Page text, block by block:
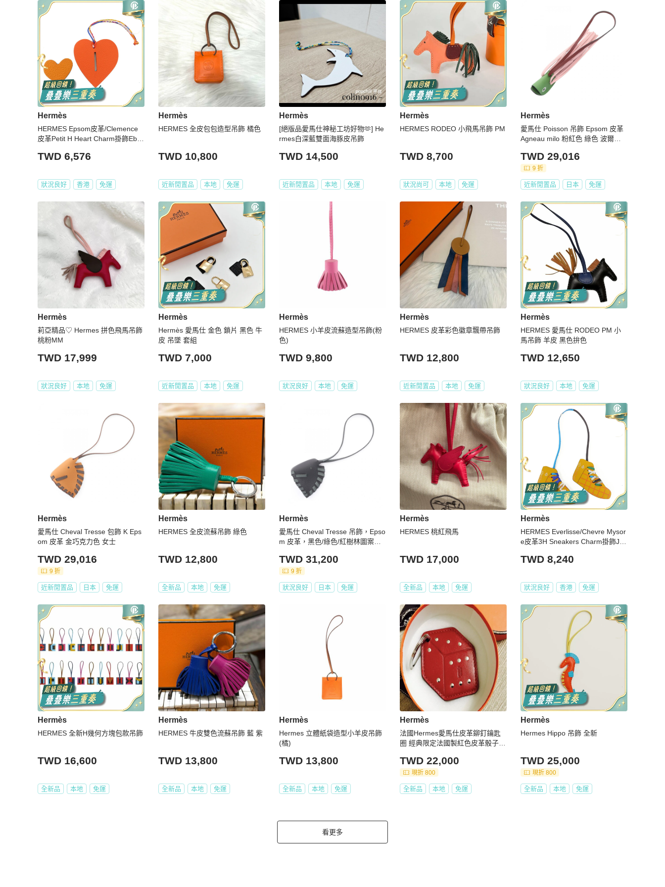
Hermès
HERMES Epsom皮革/Clemence
皮革Petit H Heart Charm掛飾Ebe
ctrique
TWD 6,576
狀況良好 香港 免運
Hermès
HERMES 全皮包包造型吊飾 橘色
TWD 10,800
近新閒置品 本地 免運
Hermès
[絕版品愛馬仕神秘工坊好物🫶] He
rmes白深藍雙面海豚皮吊飾
TWD 14,500
近新閒置品 本地 免運
Hermès
HERMES RODEO 小飛馬吊飾 PM
TWD 8,700
狀況尚可 本地 免運
Hermès
愛馬仕 Poisson 吊飾 Epsom 皮革
Agneau milo 粉紅色 綠色 波爾多
TWD 29,016
9 折
近新閒置品 日本 免運
Hermès
莉亞精品♡ Hermes 拼色飛馬吊飾
桃粉MM
TWD 17,999
狀況良好 本地 免運
Hermès
Hermès 愛馬仕 金色 鎖片 黑色 牛
皮 吊墜 套組
TWD 7,000
近新閒置品 本地 免運
Hermès
HERMES 小羊皮流蘇造型吊飾(粉
色)
TWD 9,800
狀況良好 本地 免運
Hermès
HERMES 皮革彩色徽章飄帶吊飾
TWD 12,800
近新閒置品 本地 免運
Hermès
HERMES 愛馬仕 RODEO PM 小
馬吊飾 羊皮 黑色拚色
TWD 12,650
狀況良好 本地 免運
Hermès
愛馬仕 Cheval Tresse 包飾 K Eps
om 皮革 金巧克力色 女士
TWD 29,016
9 折
近新閒置品 日本 免運
Hermès
HERMES 全皮流蘇吊飾 綠色
TWD 12,800
全新品 本地 免運
Hermès
愛馬仕 Cheval Tresse 吊飾，Epso
m 皮革，黑色/綠色/紅樹林圖案，
TWD 31,200
9 折
狀況良好 日本 免運
Hermès
HERMES 桃紅飛馬
TWD 17,000
全新品 本地 免運
Hermès
HERMES Everlisse/Chevre Mysor
e皮革3H Sneakers Charm掛飾Jau
TWD 8,240
狀況良好 香港 免運
Hermès
HERMES 全新H幾何方塊包款吊飾
TWD 16,600
全新品 本地 免運
Hermès
HERMES 牛皮雙色流蘇吊飾 藍 紫
TWD 13,800
全新品 本地 免運
Hermès
Hermes 立體紙袋造型小羊皮吊飾
(橘)
TWD 13,800
全新品 本地 免運
Hermès
法國Hermes愛馬仕皮革鉚釘鑰匙
圈 經典限定法國製紅色皮革骰子造
TWD 22,000
現折 800
全新品 本地 免運
Hermès
Hermes Hippo 吊飾 全新
TWD 25,000
現折 800
全新品 本地 免運
看更多